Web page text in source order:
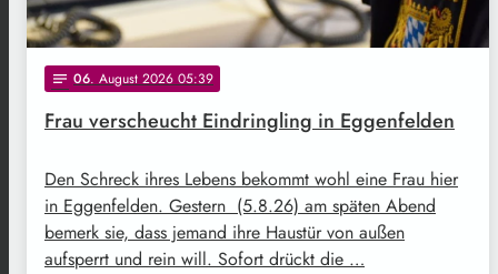
notes 06. August 2026 05:39
Frau verscheucht Eindringling in Eggenfelden
Den Schreck ihres Lebens bekommt wohl eine Frau hier
in Eggenfelden. Gestern (5.8.26) am späten Abend
bemerk sie, dass jemand ihre Haustür von außen
aufsperrt und rein will. Sofort drückt die …